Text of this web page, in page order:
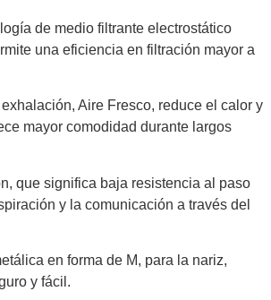
de medio filtrante electrostático
una eficiencia en filtración mayor a
Aire Fresco, reduce el calor y
mayor comodidad durante largos
que significa baja resistencia al paso
y la comunicación a través del
en forma de M, para la nariz,
y fácil.